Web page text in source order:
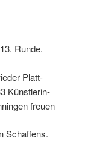
Runde.
Platt-
Künstlerin-
freuen
Schaffens.